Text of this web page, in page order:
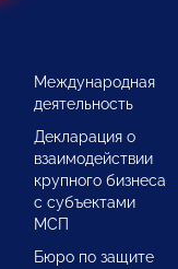
Международная
деятельность
Декларация о
взаимодействии
крупного бизнеса
с субъектами
МСП
Бюро по защите